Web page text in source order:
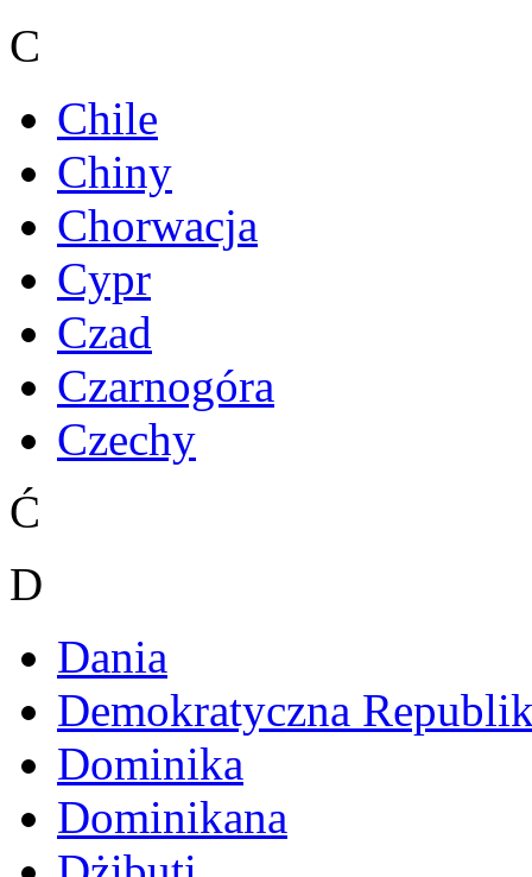
C
Chile
Chiny
Chorwacja
Cypr
Czad
Czarnogóra
Czechy
Ć
D
Dania
Demokratyczna
Dominika
Dominikana